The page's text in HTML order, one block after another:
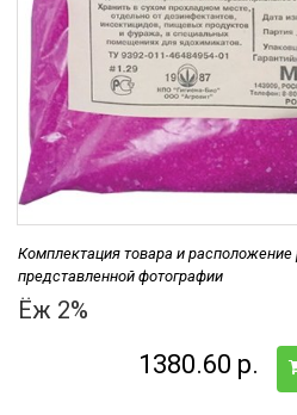
Комплектация товара и расположение
представленной фотографии
Ёж 2%
1380.60 р.